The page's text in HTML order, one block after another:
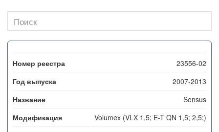
23556-02
2007-2013
Sensus
Volumex (VLX 1,5; E-T QN 1,5; 2,5;)